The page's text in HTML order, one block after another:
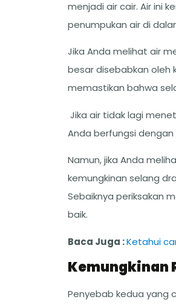
menjadi air cair. Air ini
penumpukan air di
Jika Anda melihat air
besar disebabkan oleh
memastikan bahwa
Jika air tidak lagi
Anda berfungsi dengan
Namun, jika Anda
kemungkinan selang
Sebaiknya periksakan
baik.
Baca Juga :Ketahui
Kemungkinan
Penyebab kedua yang